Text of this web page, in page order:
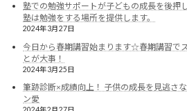
塾での勉強サポートが子どもの成長を後押
塾は勉強をする場所を提供します。
2024年3月27日
今日から春期講習始まります☆春期講習で
とが大事！
2024年3月25日
筆跡診断×成績向上！ 子供の成長を見逃さ
ン愛